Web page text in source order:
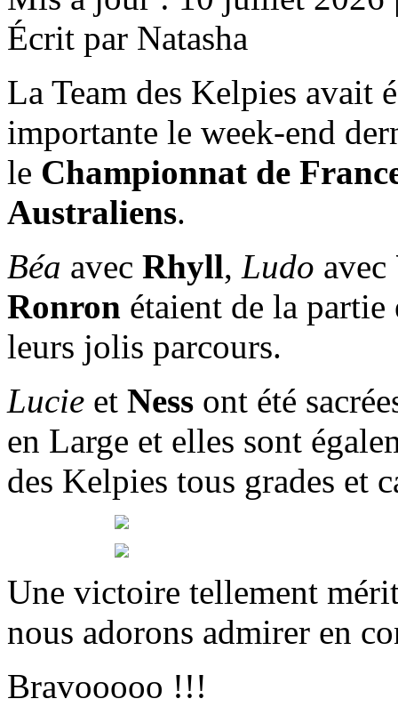
Écrit par Natasha
La Team des Kelpies avait
importante le week-end
le Championnat de
Australiens.
Béa avec Rhyll, Ludo avec
Ronron étaient de la
leurs jolis parcours.
Lucie et Ness ont été
en Large et elles sont
des Kelpies tous grades et
Une victoire tellement
nous adorons admirer en
Bravooooo !!!